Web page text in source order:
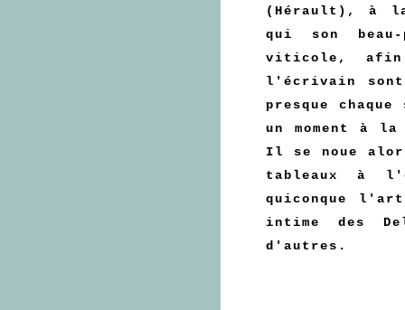
(Hérault), à
qui son
viticole, afin
l'écrivain
presque
un moment à
Il se noue
tableaux à
quiconque
intime des
d'autres.